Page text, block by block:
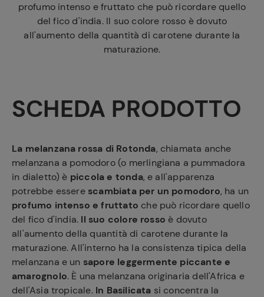
profumo intenso e fruttato che può ricordare quello
del fico d'india. Il suo colore rosso è dovuto
all'aumento della quantità di carotene durante la
maturazione.
SCHEDA PRODOTTO
La melanzana rossa di Rotonda, chiamata anche
melanzana a pomodoro (o merlingiana a pummadora
in dialetto) è piccola e tonda, e all'apparenza
potrebbe essere scambiata per un pomodoro, ha un
profumo intenso e fruttato che può ricordare quello
del fico d'india. Il suo colore rosso è dovuto
all'aumento della quantità di carotene durante la
maturazione. All'interno ha la consistenza tipica della
melanzana e un sapore leggermente piccante e
amarognolo. È una melanzana originaria dell'Africa e
dell'Asia tropicale. In Basilicata si concentra la